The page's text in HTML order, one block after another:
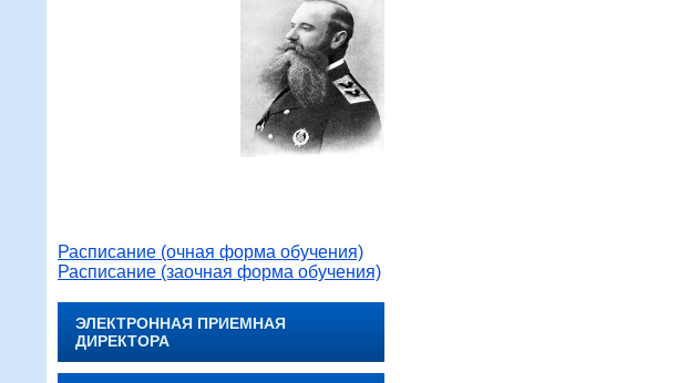
Расписание (очная форма обучения)
Расписание (заочная форма обучения)
ЭЛЕКТРОННАЯ ПРИЕМНАЯ
ДИРЕКТОРА